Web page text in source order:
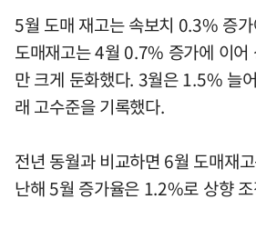
5월 도매 재고는 속보치 0.3% 증
도매재고는 4월 0.7% 증가에 이어
만 크게 둔화했다. 3월은 1.5% 늘
래 고수준을 기록했다.
전년 동월과 비교하면 6월 도매재
난해 5월 증가율은 1.2%로 상향